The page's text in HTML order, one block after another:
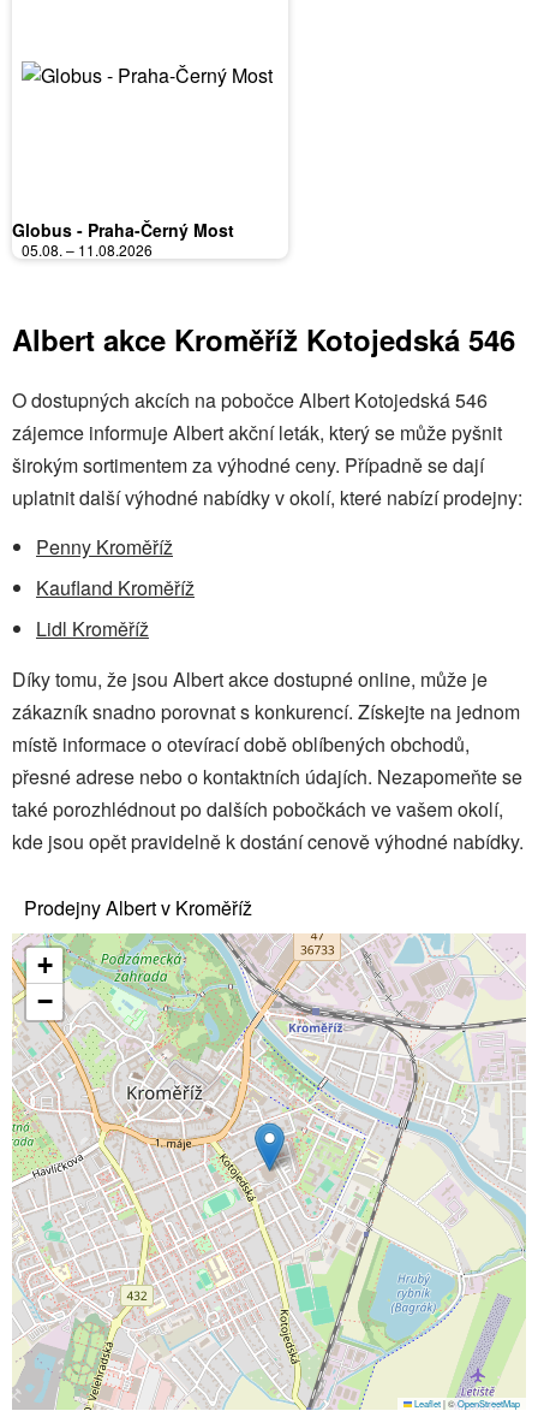
Globus - Praha-Černý Most
05.08. – 11.08.2026
Albert akce Kroměříž Kotojedská 546
O dostupných akcích na pobočce Albert Kotojedská 546
zájemce informuje Albert akční leták, který se může pyšnit
širokým sortimentem za výhodné ceny. Případně se dají
uplatnit další výhodné nabídky v okolí, které nabízí prodejny:
Penny Kroměříž
Kaufland Kroměříž
Lidl Kroměříž
Díky tomu, že jsou Albert akce dostupné online, může je
zákazník snadno porovnat s konkurencí. Získejte na jednom
místě informace o otevírací době oblíbených obchodů,
přesné adrese nebo o kontaktních údajích. Nezapomeňte se
také porozhlédnout po dalších pobočkách ve vašem okolí,
kde jsou opět pravidelně k dostání cenově výhodné nabídky.
Prodejny Albert v Kroměříž
+
−
Leaflet|©OpenStreetMap